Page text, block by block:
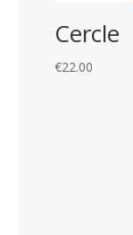
Cercle
€22.00